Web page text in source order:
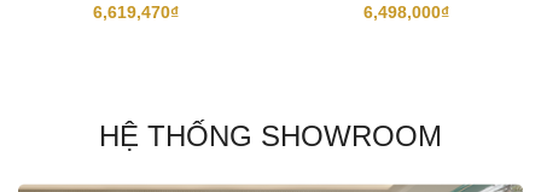
6,619,470₫ 6,498,000₫
HỆ THỐNG SHOWROOM